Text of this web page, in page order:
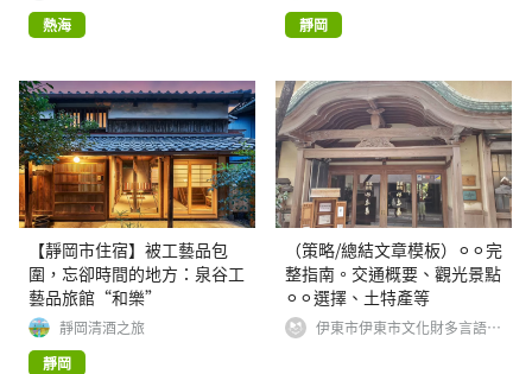
熱海
靜岡
【靜岡市住宿】被工藝品包
圍，忘卻時間的地方：泉谷工
藝品旅館“和樂”
靜岡清酒之旅
靜岡
（策略/總結文章模板）⚪︎⚪︎完
整指南。交通概要、觀光景點
⚪︎⚪︎選擇、土特產等
伊東市伊東市文化財多言語情
報発信事業実行委員会